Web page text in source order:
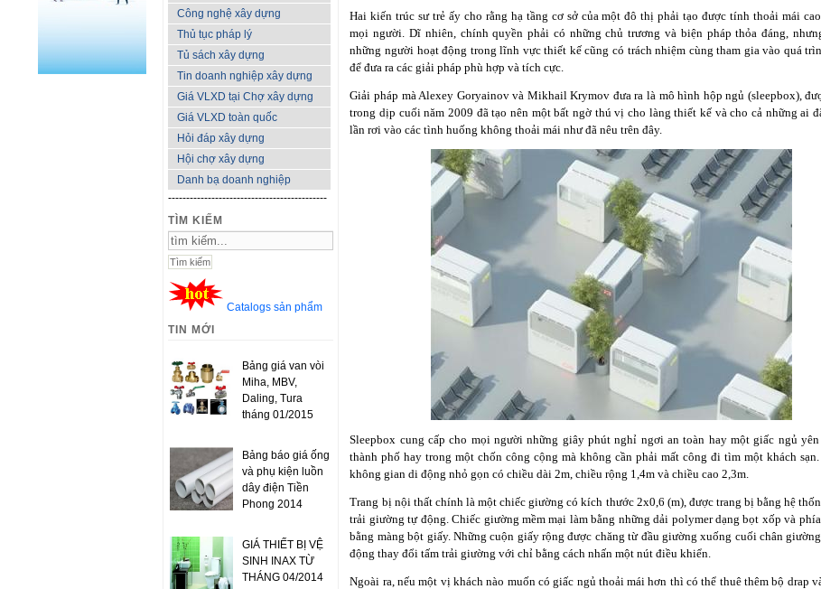
Công nghệ xây dựng
Thủ tục pháp lý
Tủ sách xây dựng
Tin doanh nghiệp xây dựng
Giá VLXD tại Chợ xây dựng
Giá VLXD toàn quốc
Hỏi đáp xây dựng
Hội chợ xây dựng
Danh bạ doanh nghiệp
--------------------------------------------
TÌM KIẾM
Catalogs sản phẩm
TIN MỚI
Bảng giá van vòi
Miha, MBV,
Daling, Tura
tháng 01/2015
Bảng báo giá ống
và phụ kiện luồn
dây điện Tiền
Phong 2014
GIÁ THIẾT BỊ VỆ
SINH INAX TỪ
THÁNG 04/2014
Hai kiến trúc sư trẻ ấy cho rằng hạ tầng cơ sở của một đô thị phải tạo được tính thoải mái
mọi người. Dĩ nhiên, chính quyền phải có những chủ trương và biện pháp thỏa đáng,
những người hoạt động trong lĩnh vực thiết kế cũng có trách nhiệm cùng tham gia vào quá
để đưa ra các giải pháp phù hợp và tích cực.
Giải pháp mà Alexey Goryainov và Mikhail Krymov đưa ra là mô hình hộp ngủ (sleepbox),
trong dịp cuối năm 2009 đã tạo nên một bất ngờ thú vị cho làng thiết kế và cho cả những ai
lần rơi vào các tình huống không thoải mái như đã nêu trên đây.
Sleepbox cung cấp cho mọi người những giây phút nghỉ ngơi an toàn hay một giấc ngủ
thành phố hay trong một chốn công cộng mà không cần phải mất công đi tìm một khách
không gian di động nhỏ gọn có chiều dài 2m, chiều rộng 1,4m và chiều cao 2,3m.
Trang bị nội thất chính là một chiếc giường có kích thước 2x0,6 (m), được trang bị bằng hệ
trải giường tự động. Chiếc giường mềm mại làm bằng những dải polymer dạng bọt xốp và
bằng màng bột giấy. Những cuộn giấy rộng được chăng từ đầu giường xuống cuối chân
động thay đổi tấm trải giường với chỉ bằng cách nhấn một nút điều khiển.
Ngoài ra, nếu một vị khách nào muốn có giấc ngủ thoải mái hơn thì có thể thuê thêm bộ drap